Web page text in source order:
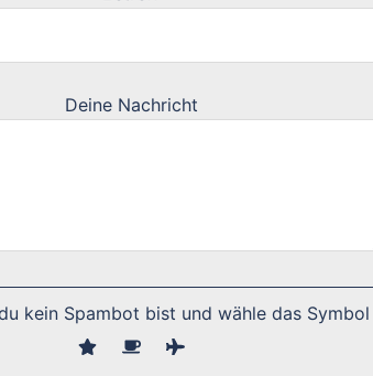
Deine Nachricht
kein Spambot bist und wähle das Symbol